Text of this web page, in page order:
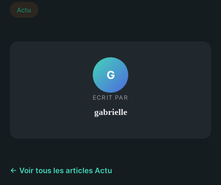
Actu
G
ECRIT PAR
gabrielle
← Voir tous les articles Actu